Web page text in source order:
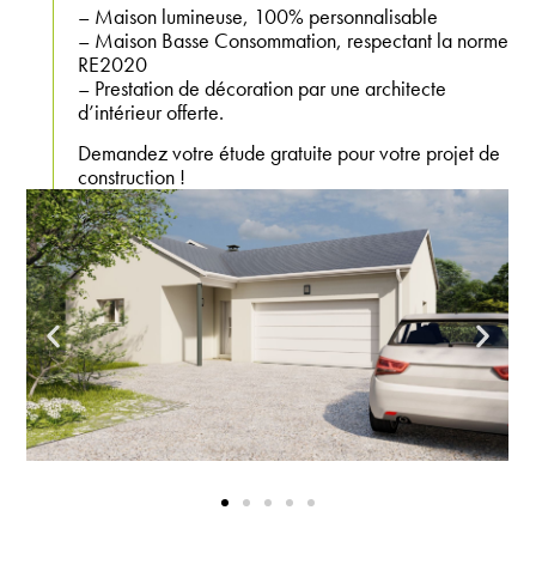
– Maison lumineuse, 100% personnalisable
– Maison Basse Consommation, respectant la norme
RE2020
– Prestation de décoration par une architecte
d’intérieur offerte.
Demandez votre étude gratuite pour votre projet de
construction !